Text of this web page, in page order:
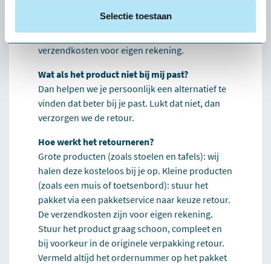
Selectie toestaan
uitzondering: als je een klein product (zoals een
muis of toetsenbord) wilt retourneren, zijn de
verzendkosten voor eigen rekening.
Wat als het product niet bij mij past?
Dan helpen we je persoonlijk een alternatief te
vinden dat beter bij je past. Lukt dat niet, dan
verzorgen we de retour.
Hoe werkt het retourneren?
Grote producten (zoals stoelen en tafels): wij
halen deze kosteloos bij je op. Kleine producten
(zoals een muis of toetsenbord): stuur het
pakket via een pakketservice naar keuze retour.
De verzendkosten zijn voor eigen rekening.
Stuur het product graag schoon, compleet en
bij voorkeur in de originele verpakking retour.
Vermeld altijd het ordernummer op het pakket